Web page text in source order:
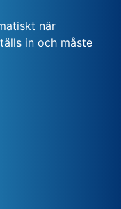
när
in och måste